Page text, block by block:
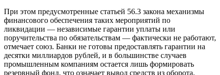
При этом предусмотренные статьей 56.3 закона механизмы
финансового обеспечения таких мероприятий по
ликвидации — независимые гарантии уплаты или
поручительства по обязательствам — фактически не работают,
отмечает союз. Банки не готовы предоставлять гарантии на
десятки миллиардов рублей, и в большинстве случаев
промышленным компаниям остается лишь формировать
резервный фонд, что означает вывод средств из оборота.